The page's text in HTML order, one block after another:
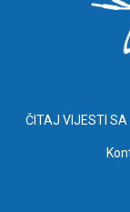
ČITAJ VIJESTI SA